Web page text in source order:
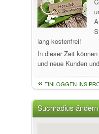
lang kostenfrei!
In dieser Zeit
und neue Kunden
EINLOGGEN INS
Suchradius ändern